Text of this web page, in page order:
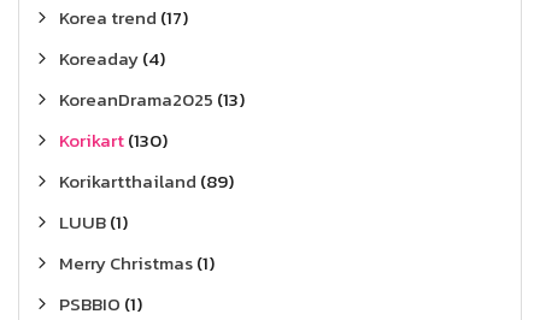
Korea trend (17)
Koreaday(4)
KoreanDrama2025 (13)
Korikart(130)
Korikartthailand (89)
LUUB(1)
Merry Christmas(1)
PSBBIO (1)